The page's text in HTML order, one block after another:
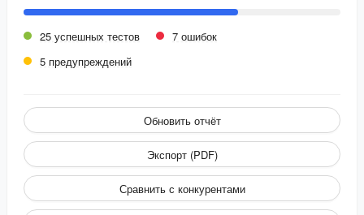
25 успешных тестов
7 ошибок
5 предупреждений
Обновить отчёт
Экспорт (PDF)
Сравнить с конкурентами